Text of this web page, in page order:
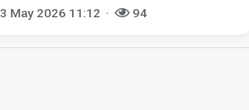
May 2026 11:12 · 94